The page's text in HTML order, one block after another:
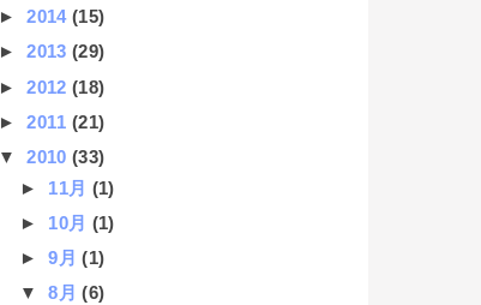
►2014(15)
►2013(29)
►2012(18)
►2011(21)
▼2010(33)
► 11月 (1)
► 10月 (1)
►9月(1)
▼8月(6)